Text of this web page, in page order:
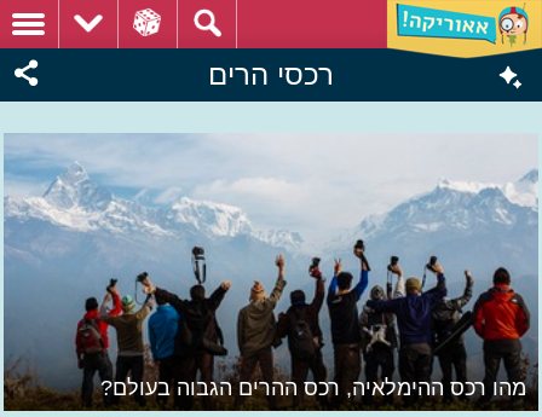
רכסי הרים
מהו רכס ההימלאיה, רכס ההרים הגבוה בעולם?